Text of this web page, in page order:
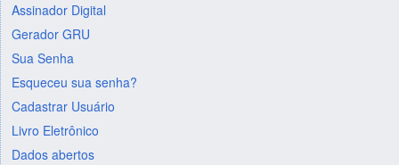
Assinador Digital
Gerador GRU
Sua Senha
Esqueceu sua senha?
Cadastrar Usuário
Livro Eletrônico
Dados abertos